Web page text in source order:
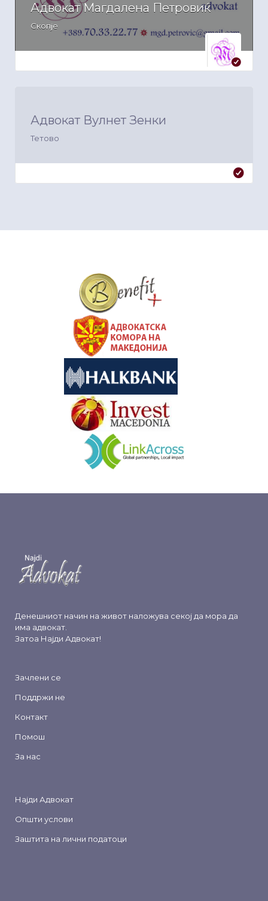
Адвокат Магдалена Петровиќ
Скопје
Адвокат Вулнет Зенки
Тетово
Денешниот начин на живот наложува секој да мора да
има адвокат.
Затоа Најди Адвокат!
Зачлени се
Поддржи не
Контакт
Помош
За нас
Најди Адвокат
Општи услови
Заштита на лични податоци